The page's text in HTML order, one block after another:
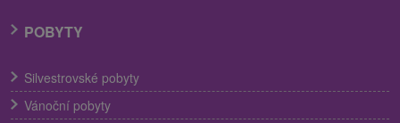
POBYTY
Silvestrovské pobyty
Vánoční pobyty